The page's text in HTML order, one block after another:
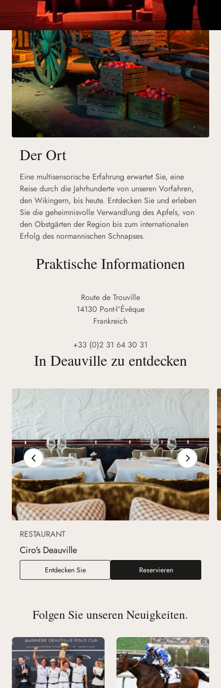
Der Ort
Eine multisensorische Erfahrung erwartet Sie, eine
Reise durch die Jahrhunderte von unseren Vorfahren,
den Wikingern, bis heute. Entdecken Sie und erleben
Sie die geheimnisvolle Verwandlung des Apfels, von
den Obstgärten der Region bis zum internationalen
Erfolg des normannischen Schnapses.
Praktische Informationen
Route de Trouville
14130 Pont-l'Évêque
Frankreich
+33 (0)2 31 64 30 31
In Deauville zu entdecken
RESTAURANT
Ciro's Deauville
Entdecken SieCiro's Deauville Reservieren
Folgen Sie unseren Neuigkeiten.